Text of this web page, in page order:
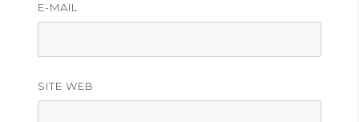
E-MAIL
SITE WEB